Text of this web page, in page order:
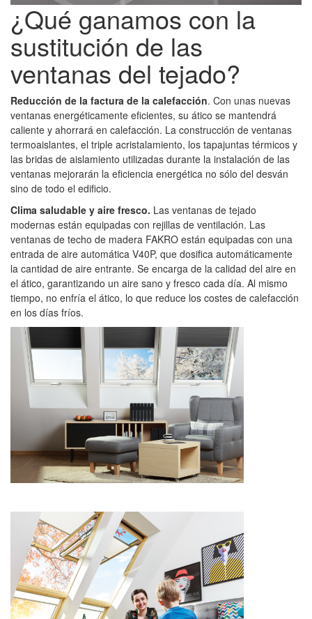
¿Qué ganamos con la
sustitución de las
ventanas del tejado?
Reducción de la factura de la calefacción. Con unas nuevas
ventanas energéticamente eficientes, su ático se mantendrá
caliente y ahorrará en calefacción. La construcción de ventanas
termoaislantes, el triple acristalamiento, los tapajuntas térmicos y
las bridas de aislamiento utilizadas durante la instalación de las
ventanas mejorarán la eficiencia energética no sólo del desván
sino de todo el edificio.
Clima saludable y aire fresco. Las ventanas de tejado
modernas están equipadas con rejillas de ventilación. Las
ventanas de techo de madera FAKRO están equipadas con una
entrada de aire automática V40P, que dosifica automáticamente
la cantidad de aire entrante. Se encarga de la calidad del aire en
el ático, garantizando un aire sano y fresco cada día. Al mismo
tiempo, no enfría el ático, lo que reduce los costes de calefacción
en los días fríos.